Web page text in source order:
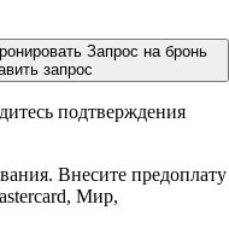
Запрос на бронь
запрос
подтверждения
Внесите предоплату
Мир,